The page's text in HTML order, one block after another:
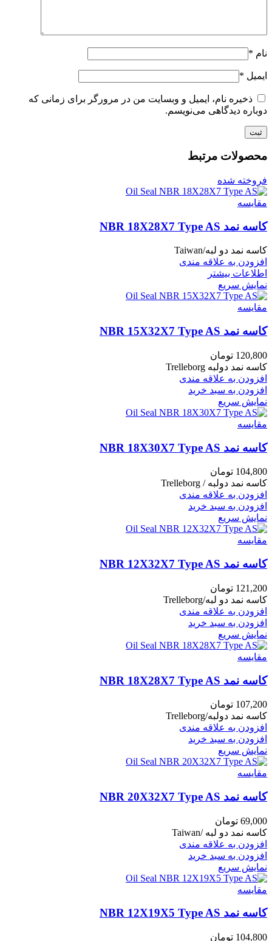
نام *
ایمیل *
ذخیره نام، ایمیل و وبسایت من در مرورگر برای زمانی که
دوباره دیدگاهی می‌نویسم.
محصولات مرتبط
فروخته شده
مقايسه
کاسه نمد NBR 18X28X7 Type AS
کاسه نمد دو لبه/Taiwan
افزودن به علاقه مندی
اطلاعات بیشتر
نمایش سریع
مقايسه
کاسه نمد NBR 15X32X7 Type AS
120,800 تومان
کاسه نمد دولبه Trelleborg
افزودن به علاقه مندی
افزودن به سبد خرید
نمایش سریع
مقايسه
کاسه نمد NBR 18X30X7 Type AS
104,800 تومان
کاسه نمد دولبه / Trelleborg
افزودن به علاقه مندی
افزودن به سبد خرید
نمایش سریع
مقايسه
کاسه نمد NBR 12X32X7 Type AS
121,200 تومان
کاسه نمد دو لبه/Trelleborg
افزودن به علاقه مندی
افزودن به سبد خرید
نمایش سریع
مقايسه
کاسه نمد NBR 18X28X7 Type AS
107,200 تومان
کاسه نمد دولبه/Trelleborg
افزودن به علاقه مندی
افزودن به سبد خرید
نمایش سریع
مقايسه
کاسه نمد NBR 20X32X7 Type AS
69,000 تومان
کاسه نمد دو لبه /Taiwan
افزودن به علاقه مندی
افزودن به سبد خرید
نمایش سریع
مقايسه
کاسه نمد NBR 12X19X5 Type AS
104,800 تومان